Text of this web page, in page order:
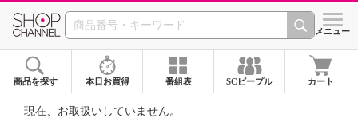
SHOP CHANNEL ショッ
メニュー
商品を探す 本日お買得 番組表 SCピープル カート
現在、お取扱いしていません。